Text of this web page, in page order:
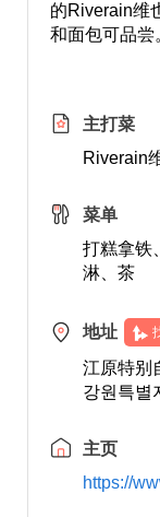
的Riverain维
和面包可品尝
主打菜
Riverain
菜单
打糕拿铁
淋、茶
地址
江原特别
강원특별
主页
https://